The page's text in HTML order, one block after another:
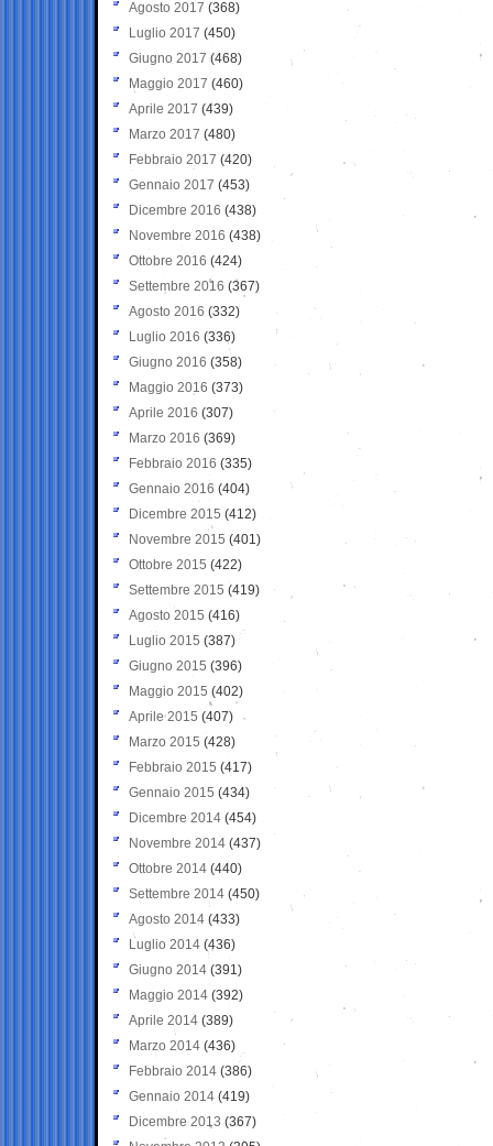
Agosto 2017 (368)
Luglio 2017 (450)
Giugno 2017 (468)
Maggio 2017 (460)
Aprile 2017 (439)
Marzo 2017 (480)
Febbraio 2017 (420)
Gennaio 2017 (453)
Dicembre 2016 (438)
Novembre 2016 (438)
Ottobre 2016 (424)
Settembre 2016 (367)
Agosto 2016 (332)
Luglio 2016 (336)
Giugno 2016 (358)
Maggio 2016 (373)
Aprile 2016 (307)
Marzo 2016 (369)
Febbraio 2016 (335)
Gennaio 2016 (404)
Dicembre 2015 (412)
Novembre 2015 (401)
Ottobre 2015 (422)
Settembre 2015 (419)
Agosto 2015 (416)
Luglio 2015 (387)
Giugno 2015 (396)
Maggio 2015 (402)
Aprile 2015 (407)
Marzo 2015 (428)
Febbraio 2015 (417)
Gennaio 2015 (434)
Dicembre 2014 (454)
Novembre 2014 (437)
Ottobre 2014 (440)
Settembre 2014 (450)
Agosto 2014 (433)
Luglio 2014 (436)
Giugno 2014 (391)
Maggio 2014 (392)
Aprile 2014 (389)
Marzo 2014 (436)
Febbraio 2014 (386)
Gennaio 2014 (419)
Dicembre 2013 (367)